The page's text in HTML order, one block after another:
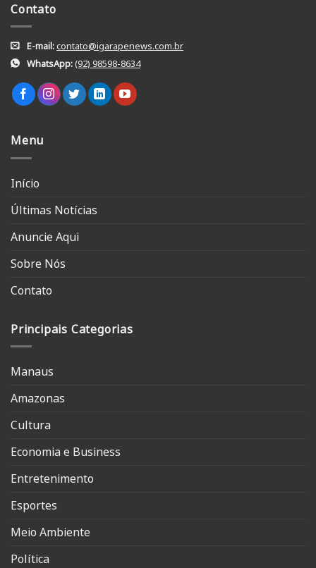
Contato
E-mail:contato@igarapenews.com.br
WhatsApp:(92) 98598-8634
Menu
Início
Últimas Notícias
Anuncie Aqui
Sobre Nós
Contato
Principais Categorias
Manaus
Amazonas
Cultura
Economia e Business
Entretenimento
Esportes
Meio Ambiente
Política